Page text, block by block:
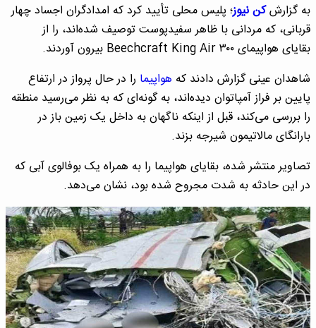
به گزارشکن نیوز؛ پلیس محلی تأیید کرد که امدادگران اجساد چهار
قربانی، که مردانی با ظاهر سفیدپوست توصیف شده‌اند، را از
بقایای هواپیمای Beechcraft King Air ۳۰۰ بیرون آوردند.
شاهدان عینی گزارش دادند که هواپیما را در حال پرواز در ارتفاع
پایین بر فراز آمپاتوان دیده‌اند، به گونه‌ای که به نظر می‌رسید منطقه
را بررسی می‌کند، قبل از اینکه ناگهان به داخل یک زمین باز در
بارانگای مالاتیمون شیرجه بزند.
تصاویر منتشر شده، بقایای هواپیما را به همراه یک بوفالوی آبی که
در این حادثه به شدت مجروح شده بود، نشان می‌دهد.